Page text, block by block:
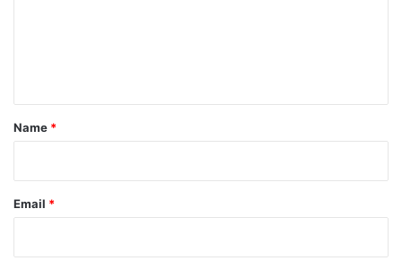
*
Name *
Email *